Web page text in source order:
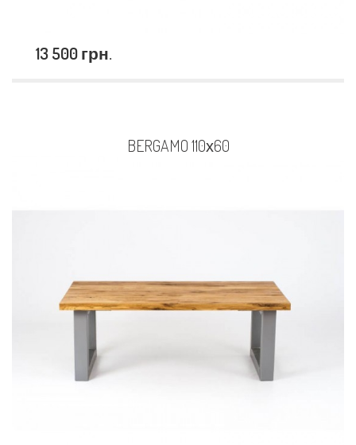
13 500 грн.
BERGAMO 110х60